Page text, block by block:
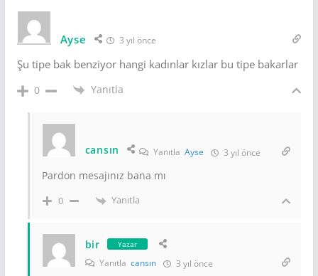
Ayse 3 yıl önce
Şu tipe bak benziyor hangi kadınlar kızlar bu tipe bakarlar
0 Yanıtla
cansın Yanıtla Ayse 3 yıl önce
Pardon mesajınız bana mı
0 Yanıtla
bir Yazar
Yanıtla cansın 3 yıl önce